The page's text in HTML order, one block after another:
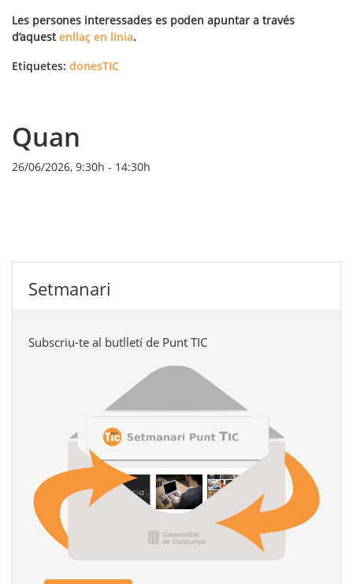
Les persones interessades es poden apuntar a través
d’aquestenllaç en línia.
Etiquetes: donesTIC
Quan
26/06/2026, 9:30h - 14:30h
Setmanari
Subscriu-te al butlletí de Punt TIC